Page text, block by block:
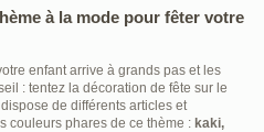
à la mode pour fêter votre
enfant arrive à grands pas et les
: tentez la décoration de fête sur le
de différents articles et
couleurs phares de ce thème : kaki,